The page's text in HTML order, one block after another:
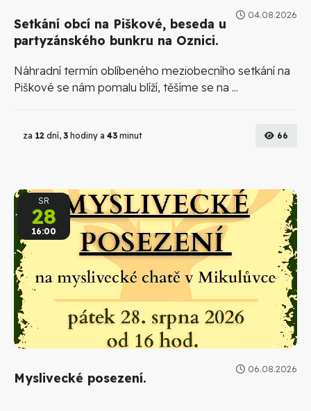
04.08.2026
Setkání obcí na Piškové, beseda u
partyzánského bunkru na Oznici.
Náhradní termín oblíbeného meziobecního setkání na
Piškové se nám pomalu blíží, těšíme se na ...
za 12 dní, 3 hodiny a 43 minut 66
SR
28
16:00
06.08.2026
Myslivecké posezení.